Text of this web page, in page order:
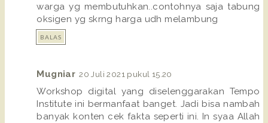
warga yg membutuhkan..contohnya saja tabung
oksigen yg skrng harga udh melambung
BALAS
Mugniar 20 Juli 2021 pukul 15.20
Workshop digital yang diselenggarakan Tempo
Institute ini bermanfaat banget. Jadi bisa nambah
banyak konten cek fakta seperti ini. In syaa Allah